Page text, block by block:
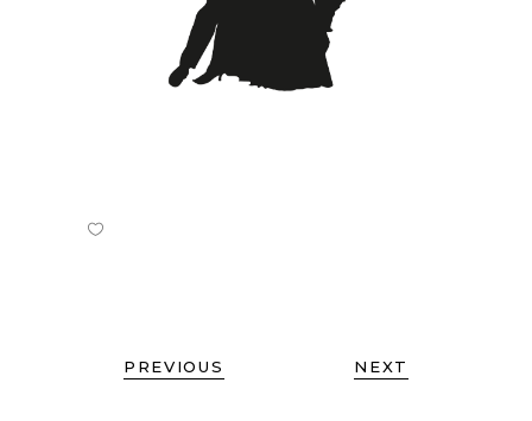
PREVIOUS NEXT